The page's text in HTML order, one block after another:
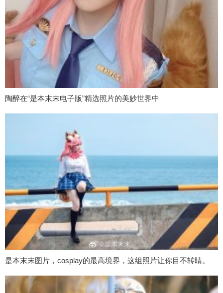
陶醉在“是本末末电子版”精选照片的美妙世界中
是本末末图片，cosplay的最高境界，这组照片让你目不转睛。